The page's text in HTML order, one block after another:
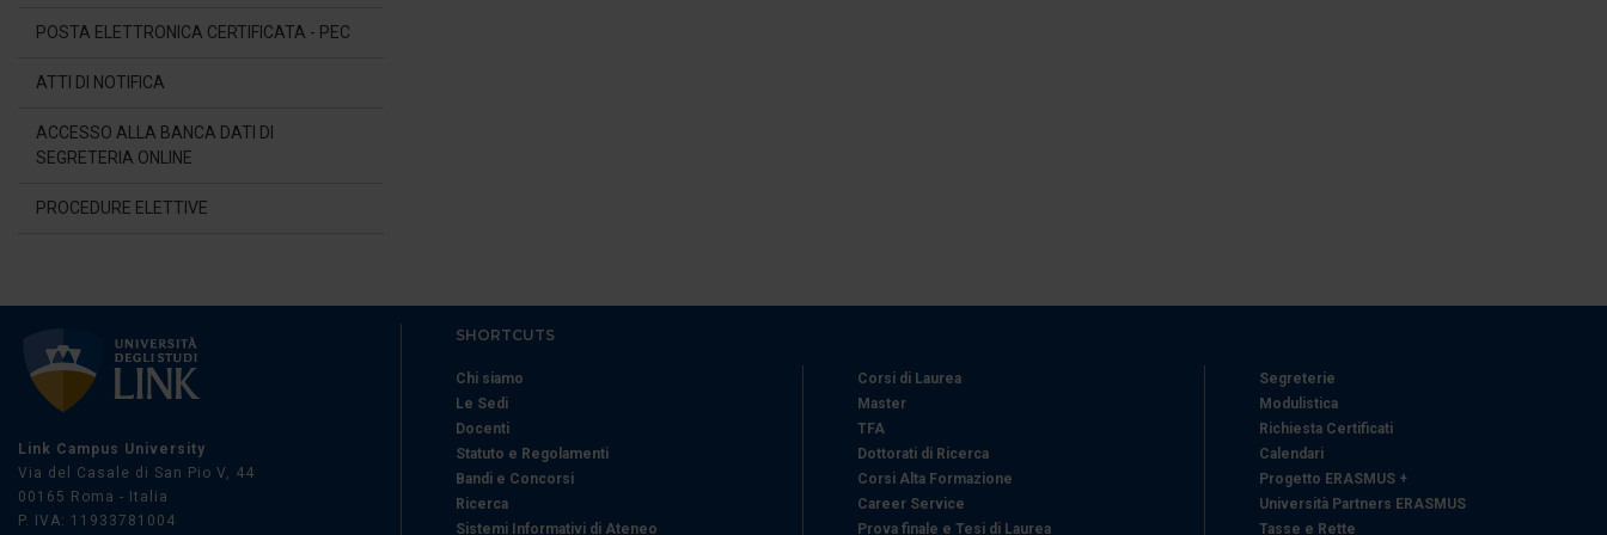
POSTA ELETTRONICA CERTIFICATA - PEC
ATTI DI NOTIFICA
ACCESSO ALLA BANCA DATI DI
SEGRETERIA ONLINE
PROCEDURE ELETTIVE
Link Campus University
Via del Casale di San Pio V, 44
00165 Roma - Italia
P. IVA: 11933781004
SHORTCUTS
Chi siamo
Le Sedi
Docenti
Statuto e Regolamenti
Bandi e Concorsi
Ricerca
Sistemi Informativi di Ateneo
Corsi di Laurea
Master
TFA
Dottorati di Ricerca
Corsi Alta Formazione
Career Service
Prova finale e Tesi di Laurea
Segreterie
Modulistica
Richiesta Certificati
Calendari
Progetto ERASMUS +
Università Partners ERASMUS
Tasse e Rette